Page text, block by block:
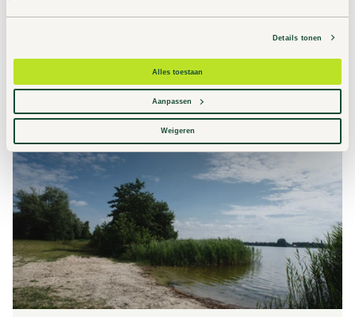
Details tonen
Alles toestaan
Aanpassen
Weigeren